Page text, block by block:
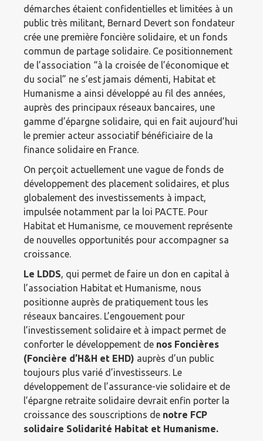
démarches étaient confidentielles et limitées à un
public très militant, Bernard Devert son fondateur
crée une première foncière solidaire, et un fonds
commun de partage solidaire. Ce positionnement
de l’association “à la croisée de l’économique et
du social” ne s’est jamais démenti, Habitat et
Humanisme a ainsi développé au fil des années,
auprès des principaux réseaux bancaires, une
gamme d’épargne solidaire, qui en fait aujourd’hui
le premier acteur associatif bénéficiaire de la
finance solidaire en France.
On perçoit actuellement une vague de fonds de
développement des placement solidaires, et plus
globalement des investissements à impact,
impulsée notamment par la loi PACTE. Pour
Habitat et Humanisme, ce mouvement représente
de nouvelles opportunités pour accompagner sa
croissance.
Le LDDS, qui permet de faire un don en capital à
l’association Habitat et Humanisme, nous
positionne auprès de pratiquement tous les
réseaux bancaires. L’engouement pour
l’investissement solidaire et à impact permet de
conforter le développement de nos Foncières
(Foncière d’H&H et EHD) auprès d’un public
toujours plus varié d’investisseurs. Le
développement de l’assurance-vie solidaire et de
l’épargne retraite solidaire devrait enfin porter la
croissance des souscriptions de notre FCP
solidaire Solidarité Habitat et Humanisme.